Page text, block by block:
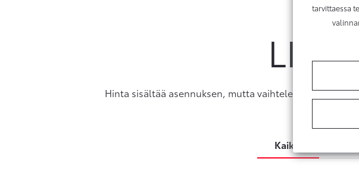
Hinta sisältää asennuksen, mutta vaihtelee
Kaikki
tarvittaessa